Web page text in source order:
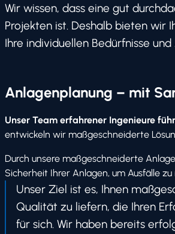
Wir wissen, dass eine gut
Projekten ist. Deshalb bieten wir
Ihre individuellen Bedürfnisse
Anlagenplanung – mit
Unser Team erfahrener Ingenieure
entwickeln wir maßgeschneiderte
Durch unsere maßgeschneiderte
Sicherheit Ihrer Anlagen, um Ausfälle
Unser Ziel ist es, Ihnen
Qualität zu liefern, die Ihren
für sich. Wir haben bereits